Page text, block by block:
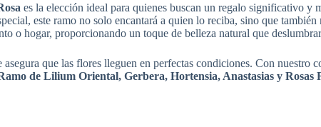
es la elección ideal para quienes buscan un regalo significativo y
este ramo no solo encantará a quien lo reciba, sino que
o hogar, proporcionando un toque de belleza natural que
que las flores lleguen en perfectas condiciones. Con nuestro
de Lilium Oriental, Gerbera, Hortensia, Anastasias y Rosas